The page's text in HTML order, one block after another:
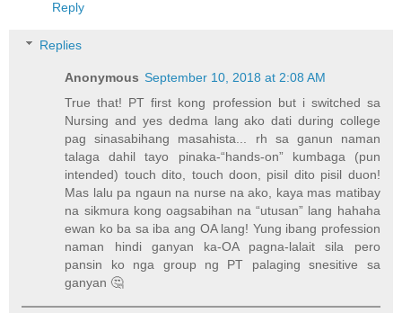
Reply
Replies
Anonymous September 10, 2018 at 2:08 AM
True that! PT first kong profession but i switched sa
Nursing and yes dedma lang ako dati during college
pag sinasabihang masahista... rh sa ganun naman
talaga dahil tayo pinaka-“hands-on” kumbaga (pun
intended) touch dito, touch doon, pisil dito pisil duon!
Mas lalu pa ngaun na nurse na ako, kaya mas matibay
na sikmura kong oagsabihan na “utusan” lang hahaha
ewan ko ba sa iba ang OA lang! Yung ibang profession
naman hindi ganyan ka-OA pagna-lalait sila pero
pansin ko nga group ng PT palaging snesitive sa
ganyan 🤔